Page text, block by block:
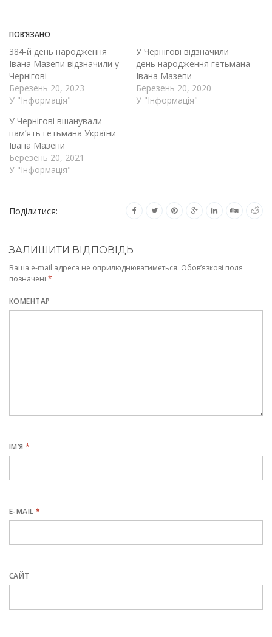
ПОВ’ЯЗАНО
384-й день народження
Івана Мазепи відзначили у
Чернігові
Березень 20, 2023
У "Інформація"
У Чернігові відзначили
день народження гетьмана
Івана Мазепи
Березень 20, 2020
У "Інформація"
У Чернігові вшанували
пам’ять гетьмана України
Івана Мазепи
Березень 20, 2021
У "Інформація"
Поділитися:
ЗАЛИШИТИ ВІДПОВІДЬ
Ваша e-mail адреса не оприлюднюватиметься. Обов’язкові поля
позначені *
КОМЕНТАР
ІМ’Я*
E-MAIL*
САЙТ